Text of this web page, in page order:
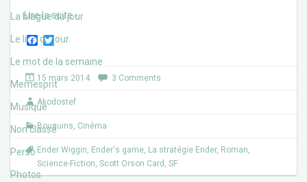
La blague du jour
Le lien du jour
Le mot de la semaine
Memesprit
Musique
Non classé
Perso
Photos
Lire la suite ›
F
c
e
b
o
T
i
t
r
15 mars 2014 3 Comments
Akodostef
Bouquins, Cinéma
Ender Wiggin, Ender's game, La stratégie Ender, Roman,
Science-Fiction, Scott Orson Card , SF